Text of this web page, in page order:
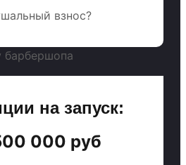
взнос?
на запуск:
000 руб